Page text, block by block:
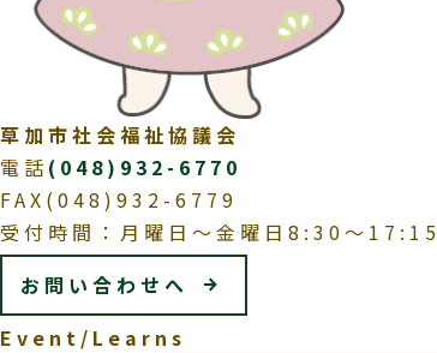
草加市社会福祉協議会
電話 (048)932-6770
FAX(048)932-6779
受付時間：月曜日～金曜日8:30～17:15
お問い合わせへ
Event/Learns